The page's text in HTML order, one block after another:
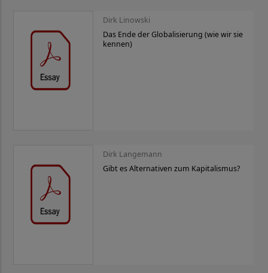
Dirk Linowski
Das Ende der Globalisierung (wie wir sie
kennen)
Dirk Langemann
Gibt es Alternativen zum Kapitalismus?